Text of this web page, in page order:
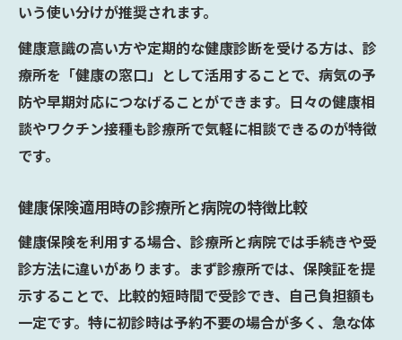
いう使い分けが推奨されます。
健康意識の高い方や定期的な健康診断を受ける方は、診
療所を「健康の窓口」として活用することで、病気の予
防や早期対応につなげることができます。日々の健康相
談やワクチン接種も診療所で気軽に相談できるのが特徴
です。
健康保険適用時の診療所と病院の特徴比較
健康保険を利用する場合、診療所と病院では手続きや受
診方法に違いがあります。まず診療所では、保険証を提
示することで、比較的短時間で受診でき、自己負担額も
一定です。特に初診時は予約不要の場合が多く、急な体